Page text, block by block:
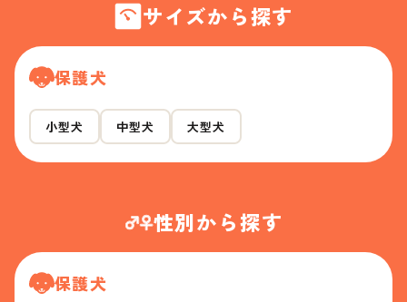
サイズから探す
保護犬
小型犬 中型犬 大型犬
性別から探す
保護犬